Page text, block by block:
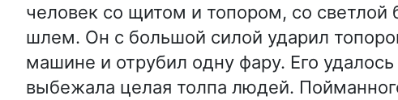
человек со щитом и топором, со светлой
шлем. Он с большой силой ударил
машине и отрубил одну фару. Его
выбежала целая толпа людей.